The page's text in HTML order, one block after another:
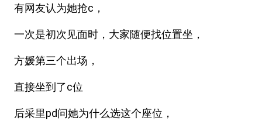
有网友认为她抢c，
一次是初次见面时，大家随便找位置坐，
方媛第三个出场，
直接坐到了c位
后采里pd问她为什么选这个座位，